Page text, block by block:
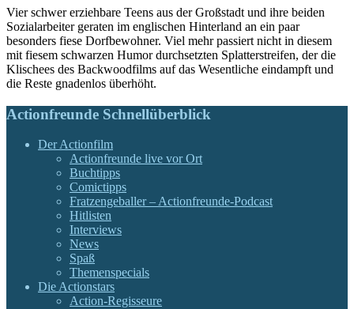
Vier schwer erziehbare Teens aus der Großstadt und ihre beiden
Sozialarbeiter geraten im englischen Hinterland an ein paar
besonders fiese Dorfbewohner. Viel mehr passiert nicht in diesem
mit fiesem schwarzen Humor durchsetzten Splatterstreifen, der die
Klischees des Backwoodfilms auf das Wesentliche eindampft und
die Reste gnadenlos überhöht.
Actionfreunde Schnellüberblick
Der Actionfilm
Actionfreunde live vor Ort
Buchtipps
Comictipps
Fratzengeballer – Actionfreunde-Podcast
Hitlisten
Interviews
News
Spaß
Themenspecials
Die Actionstars
Action-Regisseure